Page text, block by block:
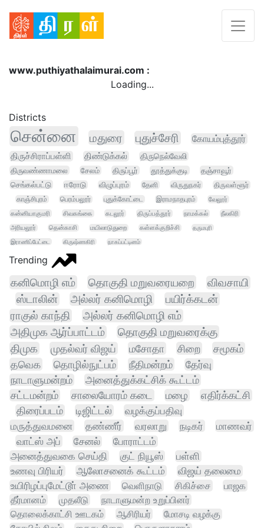
www.puthiyathalaimurai.com :
Loading...
Districts
சென்னை மதுரை புதுச்சேரி கோயம்புத்தூர்
திருச்சிராப்பள்ளி திண்டுக்கல்
திருநெல்வேலி
திருவண்ணாமலை
சேலம் திருப்பூர் தூத்துக்குடி
தஞ்சாவூர்
செங்கல்பட்டு
ஈரோடு விழுப்புரம் தேனி விருதுநகர் திருவள்ளூர்
காஞ்சிபுரம் பெரம்பலூர் புதுக்கோட்டை இராமநாதபுரம்
வேலூர்
கன்னியாகுமரி
சிவகங்கை கடலூர் திருப்பத்தூர் நாமக்கல் நீலகிரி
அரியலூர் தென்காசி மயிலாடுதுறை கள்ளக்குறிச்சி
தருமபுரி
இராணிப்பேட்டை
கிருஷ்ணகிரி நாகப்பட்டினம்
Trending
கனிமொழி எம் தொகுதி மறுவரையறை
விவசாயி
ஸ்டாலின்
அல்லர் கனிமொழி
பயிர்க்கடன்
ராகுல் காந்தி
அல்லர் கனிமொழி எம்
அதிமுக ஆர்ப்பாட்டம்
தொகுதி மறுவரைக்கு
திமுக
முதல்வர் விஜய் மசோதா சிறை
சமூகம்
தவெக
தொழில்நுட்பம் நீதிமன்றம்
தேர்வு
நாடாளுமன்றம்
அனைத்துக்கட்சிக் கூட்டம்
சட்டமன்றம்
சாலையோரம் கடை மழை
எதிர்க்கட்சி
திரைப்படம்
டிஜிட்டல்
வழக்குப்பதிவு
மருத்துவமனை
தண்ணீர் வரலாறு நடிகர்
மாணவர்
வாட்ஸ் அப்
சேனல்
போராட்டம்
அனைத்துவகை செய்தி
குட் நியூஸ்
பள்ளி
உணவு பிரியர்
ஆலோசனைக் கூட்டம்
விஜய் தலைமை
உயிரிழப்புமேட்டூா் அணை
வெளிநாடு சிகிச்சை
பாஜக
தீர்மானம்
முதலீடு
நாடாளுமன்ற உறுப்பினர்
தொலைக்காட்சி ஊடகம்
ஆசிரியர்
மோசடி வழக்கு